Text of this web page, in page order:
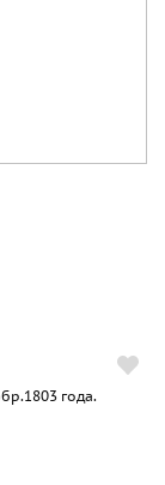
года.